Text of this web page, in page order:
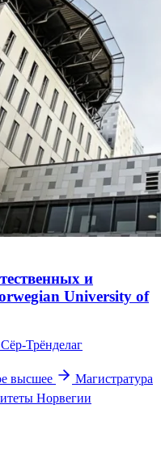
и
University of
Трёнделаг
высшее
Магистратура
Норвегии